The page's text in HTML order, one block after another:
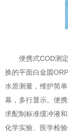
便携式COD测定
换的平面白金圆
水质测量，维护简
幕，多行显示。便
求配制标准缓冲液
化学实验、医学检